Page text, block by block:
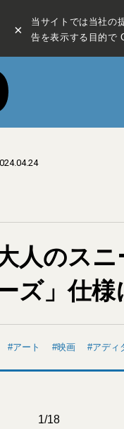
×
当サイトでは当社の
告を表示する目的で
人のス
ズ」仕
アート 映画 アディ
1/18